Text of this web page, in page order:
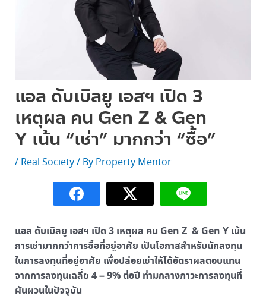
แอล ดับเบิลยู เอสฯ เปิด 3
เหตุผล คน Gen Z & Gen
Y เน้น “เช่า” มากกว่า “ซื้อ”
/ Real Society/ By Property Mentor
แอล ดับเบิลยู เอสฯ เปิด 3 เหตุผล คน Gen Z & Gen Y เน้น
การเช่ามากกว่าการซื้อที่อยู่อาศัย เป็นโอกาสสำหรับนักลงทุน
ในการลงทุนที่อยู่อาศัย เพื่อปล่อยเช่าให้ได้อัตราผลตอบแทน
จากการลงทุนเฉลี่ย 4 – 9% ต่อปี ท่ามกลางภาวะการลงทุนที่
ผันผวนในปัจจุบัน